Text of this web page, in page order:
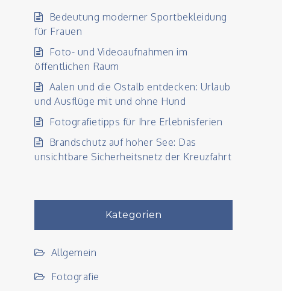
Bedeutung moderner Sportbekleidung
für Frauen
Foto- und Videoaufnahmen im
öffentlichen Raum
Aalen und die Ostalb entdecken: Urlaub
und Ausflüge mit und ohne Hund
Fotografietipps für Ihre Erlebnisferien
Brandschutz auf hoher See: Das
unsichtbare Sicherheitsnetz der Kreuzfahrt
Kategorien
Allgemein
Fotografie